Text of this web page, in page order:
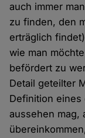
auch immer
zu finden, den
erträglich
wie man
befördert zu
Detail geteilter
Definition
aussehen mag,